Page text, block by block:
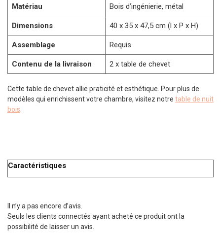
Matériau Bois d’ingénierie, métal
Dimensions 40 x 35 x 47,5 cm (l x P x H)
Assemblage Requis
Contenu de la livraison 2 x table de chevet
Cette table de chevet allie praticité et esthétique. Pour plus de
modèles qui enrichissent votre chambre, visitez notre table de nuit
bois
Caractéristiques
Il n’y a pas encore d’avis.
Seuls les clients connectés ayant acheté ce produit ont la
possibilité de laisser un avis.